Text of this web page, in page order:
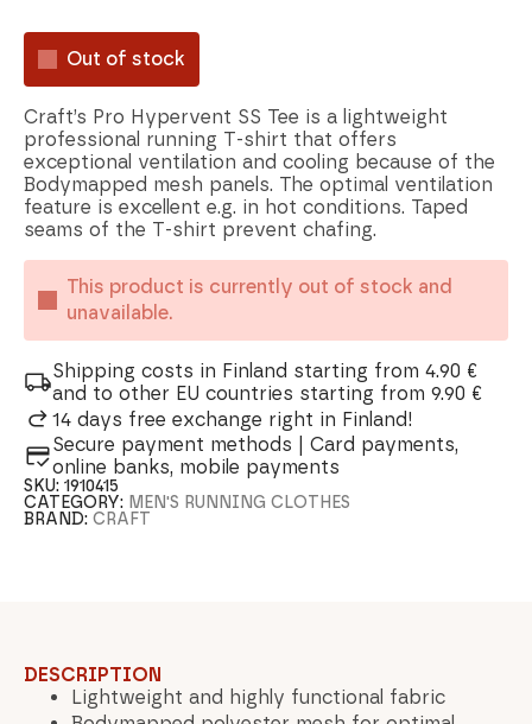
Out of stock
Craft’s Pro Hypervent SS Tee is a lightweight
professional running T-shirt that offers
exceptional ventilation and cooling because of the
Bodymapped mesh panels. The optimal ventilation
feature is excellent e.g. in hot conditions. Taped
seams of the T-shirt prevent chafing.
This product is currently out of stock and
unavailable.
Shipping costs in Finland starting from 4.90 €
and to other EU countries starting from 9.90 €
14 days free exchange right in Finland!
Secure payment methods | Card payments,
online banks, mobile payments
SKU:1910415
CATEGORY: MEN'S RUNNING CLOTHES
BRAND:CRAFT
DESCRIPTION
Lightweight and highly functional fabric